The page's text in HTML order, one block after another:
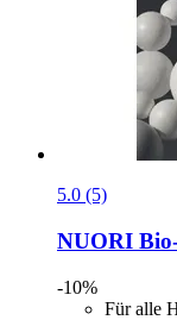
5.0 (5)
NUORI
-10%
Für alle